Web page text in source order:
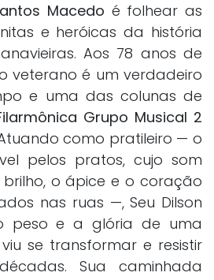
Macedo é folhear as
e heróicas da história
Aos 78 anos de
veterano é um verdadeiro
e uma das colunas de
Grupo Musical 2
como pratileiro — o
pelos pratos, cujo som
o ápice e o coração
nas ruas —, Seu Dilson
peso e a glória de uma
se transformar e resistir
Sua caminhada